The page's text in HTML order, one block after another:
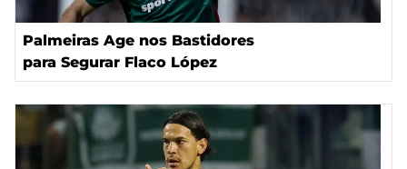
Palmeiras Age nos Bastidores
para Segurar Flaco López